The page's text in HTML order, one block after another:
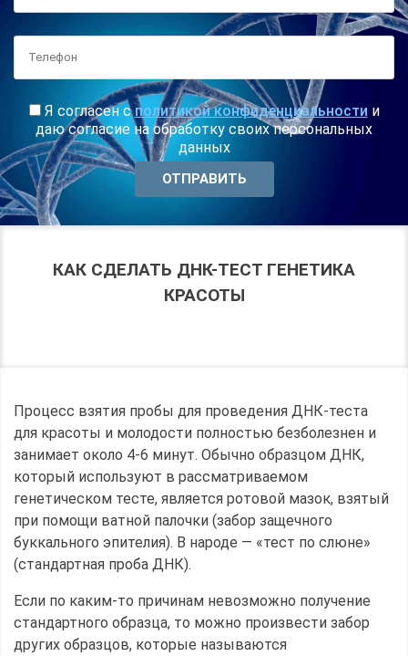
Я согласен сполитикой конфиденциальности и
даю согласие на обработку своих персональных
данных
КАК СДЕЛАТЬ ДНК-ТЕСТ ГЕНЕТИКА
КРАСОТЫ
Процесс взятия пробы для проведения ДНК-теста
для красоты и молодости полностью безболезнен и
занимает около 4-6 минут. Обычно образцом ДНК,
который используют в рассматриваемом
генетическом тесте, является ротовой мазок, взятый
при помощи ватной палочки (забор защечного
буккального эпителия). В народе — «тест по слюне»
(стандартная проба ДНК).
Если по каким-то причинам невозможно получение
стандартного образца, то можно произвести забор
других образцов, которые называются